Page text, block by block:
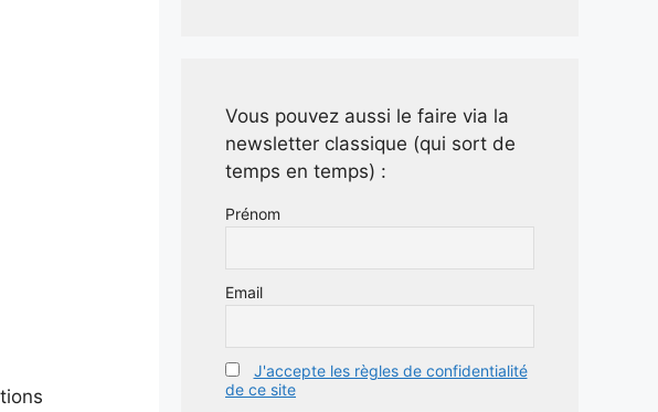
Vous pouvez aussi le faire via la
newsletter classique (qui sort de
temps en temps) :
Prénom
Email
J'accepte les règles de confidentialité
de ce site